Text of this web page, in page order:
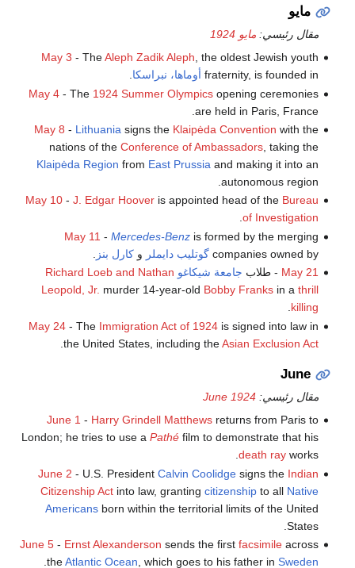
مايو
مقال رئيسي:مايو 1924
May 3 - TheAleph Zadik Aleph, the oldest Jewish youth
fraternity, is founded in أوماها، نبراسكا.
May 4- The 1924 Summer Olympicsopening ceremonies
are held in Paris, France.
May 8 - Lithuania signs the Klaipėda Convention with the
nations of the Conference of Ambassadors, taking the
Klaipėda Region from East Prussia and making it into an
autonomous region.
May 10- J. Edgar Hooveris appointed head of the Bureau
of Investigation
.
May 11 - Mercedes-Benzis formed by the merging
companies owned by گوتليب دايملر وكارل بنز
May 21 - طلاب جامعة شيكاغو Richard Loeb and Nathan
Leopold, Jr. murder 14-year-old Bobby Franksin a thrill
killing
.
May 24- The Immigration Act of 1924is signed into law in
the United States, including theAsian Exclusion Act
June
مقال رئيسي:June 1924
June 1 - Harry Grindell Matthewsreturns from Paris to
London; he tries to use a Pathéfilm to demonstrate that his
death rayworks.
June 2 - U.S. President Calvin Coolidgesigns the Indian
Citizenship Actinto law, granting citizenshipto all Native
Americansborn within the territorial limits of the United
States.
June 5- Ernst Alexanderson sends the first facsimileacross
theAtlantic Ocean , which goes to his father in Sweden